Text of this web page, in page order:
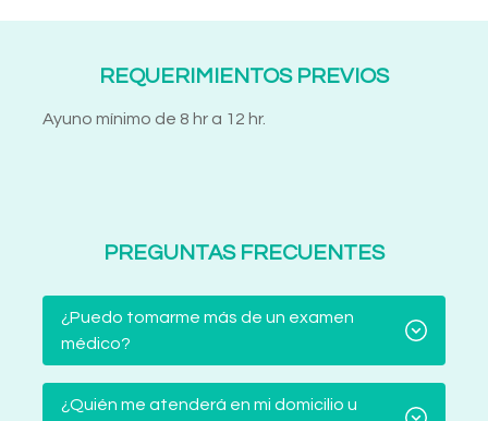
REQUERIMIENTOS PREVIOS
Ayuno mínimo de 8 hr a 12 hr.
PREGUNTAS FRECUENTES
¿Puedo tomarme más de un examen
médico?
¿Quién me atenderá en mi domicilio u